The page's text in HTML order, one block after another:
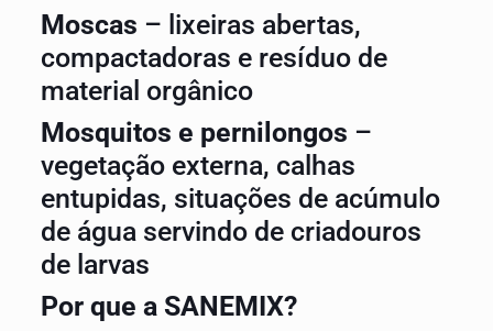
Moscas – lixeiras abertas,
compactadoras e resíduo de
material orgânico
Mosquitos e pernilongos –
vegetação externa, calhas
entupidas, situações de acúmulo
de água servindo de criadouros
de larvas
Por que a SANEMIX?